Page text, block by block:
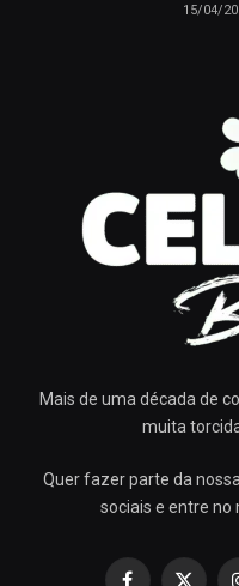
15/04/
Mais de uma década de
muita
Quer fazer parte da
sociais e entre no